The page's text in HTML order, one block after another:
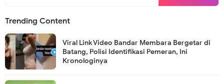
Trending Content
Viral Link Video Bandar Membara Bergetar di
Batang, Polisi Identifikasi Pemeran, Ini
Kronologinya